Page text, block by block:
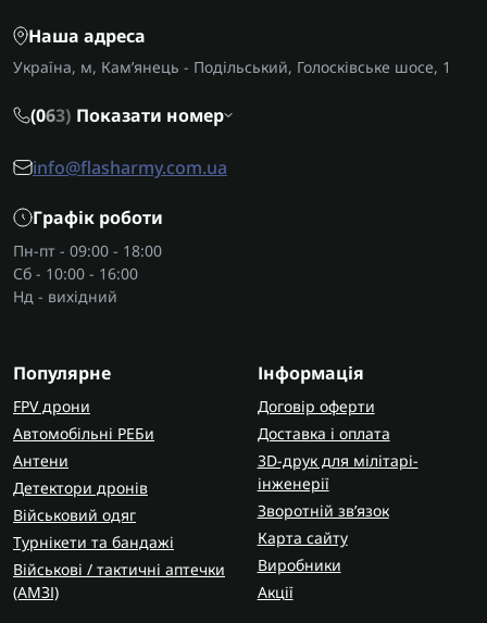
Наша адреса
Україна, м, Кам’янець - Подільський, Голосківське шосе, 1
(063) Показати номер
info@flasharmy.com.ua
Графік роботи
Пн-пт - 09:00 - 18:00
Сб - 10:00 - 16:00
Нд - вихідний
Популярне
FPV дрони
Автомобільні РЕБи
Антени
Детектори дронів
Військовий одяг
Турнікети та бандажі
Військові / тактичні аптечки
(AMЗІ)
Інформація
Договір оферти
Доставка і оплата
3D-друк для мілітарі-
інженерії
Зворотній зв’язок
Карта сайту
Виробники
Акції